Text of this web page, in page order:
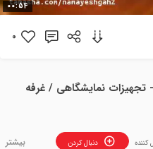
00:54
0
تجهیزات نمایشگاهی / غرفه
دنبال کردن